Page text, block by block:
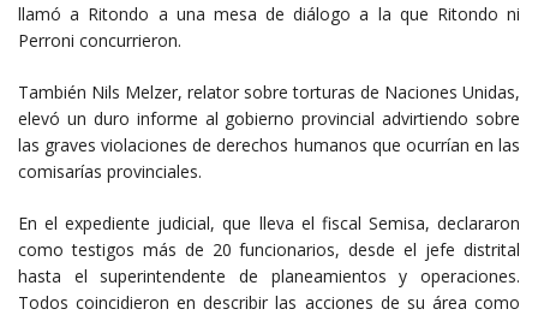
llamó a Ritondo a una mesa de diálogo a la que Ritondo ni
Perroni concurrieron.
También Nils Melzer, relator sobre torturas de Naciones Unidas,
elevó un duro informe al gobierno provincial advirtiendo sobre
las graves violaciones de derechos humanos que ocurrían en las
comisarías provinciales.
En el expediente judicial, que lleva el fiscal Semisa, declararon
como testigos más de 20 funcionarios, desde el jefe distrital
hasta el superintendente de planeamientos y operaciones.
Todos coincidieron en describir las acciones de su área como